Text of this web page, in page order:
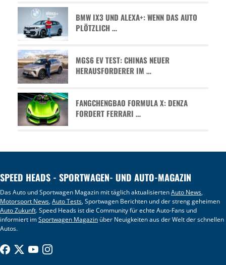
BMW IX3 UND ALEXA+: WENN DAS AUTO
PLÖTZLICH …
MGS6 EV TEST: CHINAS NEUER
HERAUSFORDERER IM …
FANGCHENGBAO FORMULA X: DENZA
FORDERT FERRARI …
SPEED HEADS - SPORTWAGEN- UND AUTO-MAGAZIN
Das Auto und Sportwagen Magazin mit täglich aktualisiertenAuto News,
Motorsport News,Auto Tests, Sportwagen Berichten und der streng geheimen
Auto Zukunft. Speed Heads ist die Community für echte Auto-Fans und
informiert imSportwagen Magazin über Neuigkeiten aus der Welt der schnellen
Autos.